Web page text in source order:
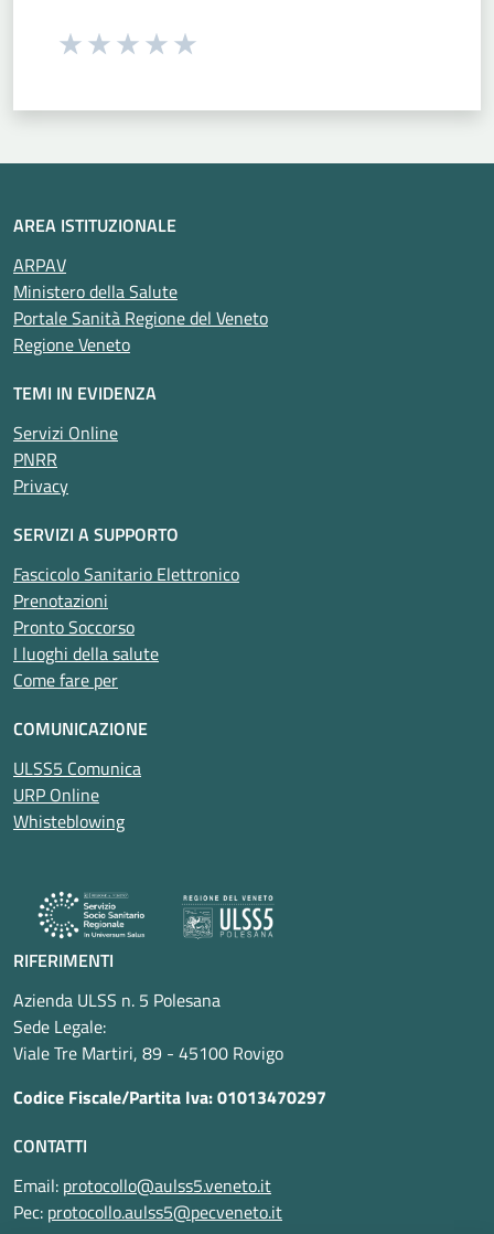
Seleziona una valutazione da 1 a 5 stelle
AREA ISTITUZIONALE
ARPAV
Ministero della Salute
Portale Sanità Regione del Veneto
Regione Veneto
TEMI IN EVIDENZA
Servizi Online
PNRR
Privacy
SERVIZI A SUPPORTO
Fascicolo Sanitario Elettronico
Prenotazioni
Pronto Soccorso
I luoghi della salute
Come fare per
COMUNICAZIONE
ULSS5 Comunica
URP Online
Whisteblowing
RIFERIMENTI
Azienda ULSS n. 5 Polesana
Sede Legale:
Viale Tre Martiri, 89 - 45100 Rovigo
Codice Fiscale/Partita Iva: 01013470297
CONTATTI
Email: protocollo@aulss5.veneto.it
Pec: protocollo.aulss5@pecveneto.it